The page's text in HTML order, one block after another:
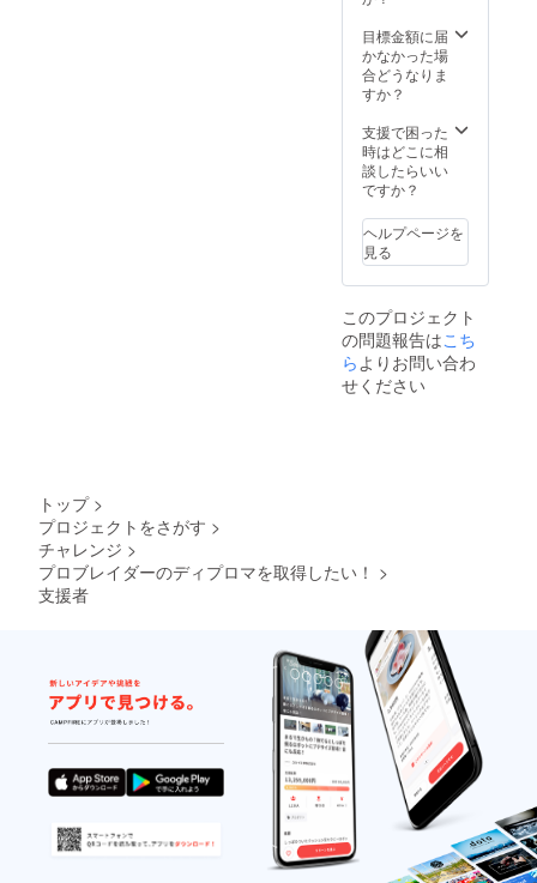
目標金額に届
かなかった場
合どうなりま
すか？
支援で困った
時はどこに相
談したらいい
ですか？
ヘルプページを
見る
このプロジェクト
の問題報告はこち
ら よりお問い合わ
せください
トップ >
プロジェクトをさがす >
チャレンジ >
プロブレイダーのディプロマを取得したい！ >
支援者